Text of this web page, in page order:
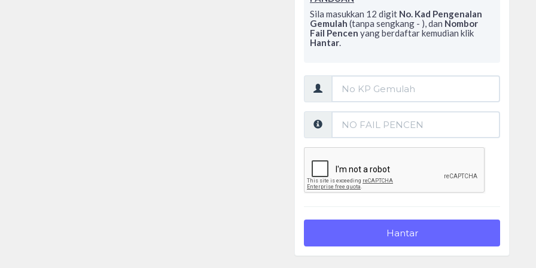
Sila masukkan 12 digit No. Kad Pengenalan
Gemulah (tanpa sengkang - ), dan Nombor
Fail Pencen yang berdaftar kemudian klik
Hantar.
Kad
Pengenalan:
Fail:
Hantar